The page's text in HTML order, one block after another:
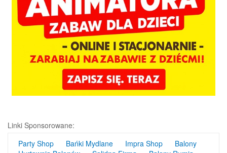
Linki Sponsorowane:
Party Shop
Bańki Mydlane Impra Shop
Balony